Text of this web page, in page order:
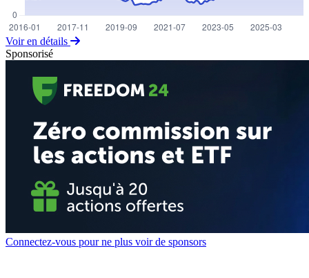
Voir en détails
Sponsorisé
Connectez-vous pour ne plus voir de sponsors